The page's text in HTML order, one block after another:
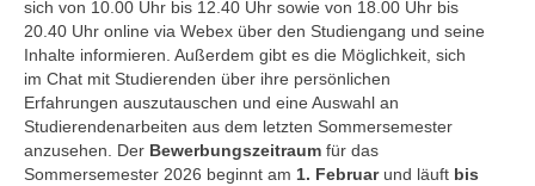
sich von 10.00 Uhr bis 12.40 Uhr sowie von 18.00 Uhr bis
20.40 Uhr online via Webex über den Studiengang und seine
Inhalte informieren. Außerdem gibt es die Möglichkeit, sich
im Chat mit Studierenden über ihre persönlichen
Erfahrungen auszutauschen und eine Auswahl an
Studierendenarbeiten aus dem letzten Sommersemester
anzusehen. Der Bewerbungszeitraum für das
Sommersemester 2026 beginnt am 1. Februar und läuft bis